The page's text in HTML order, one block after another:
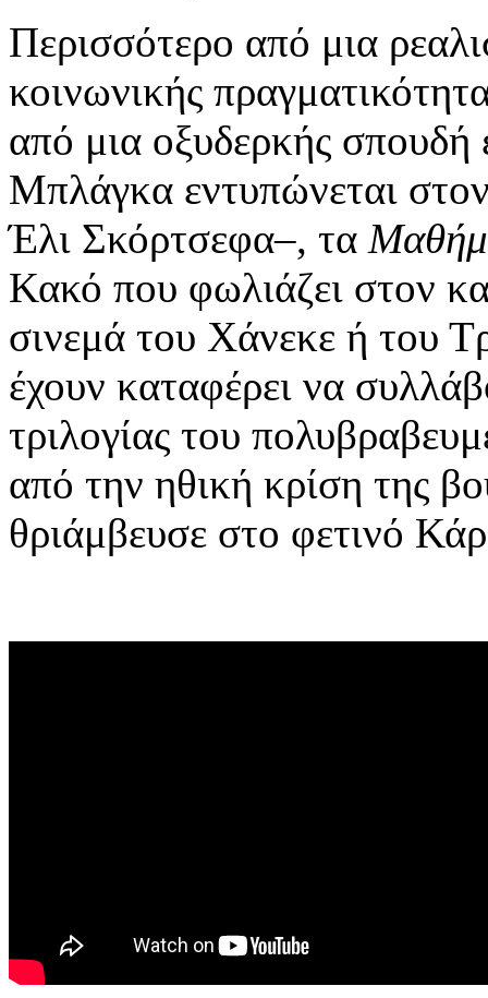
Περισσότερο από μια
κοινωνικής
από μια οξυδερκής
Μπλάγκα εντυπώνεται
Έλι Σκόρτσεφα–, τα
Κακό που φωλιάζει στον
σινεμά του Χάνεκε ή του
έχουν καταφέρει να
τριλογίας του
από την ηθική κρίση της
θριάμβευσε στο φετινό